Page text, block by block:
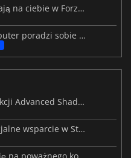
Piękne krajobrazy Japonii czekają na ciebie w Forza Horizon 6
Forza Horizon 6: Czy twój komputer poradzi sobie z grą?
Gry Xbox PC zyskują dzięki funkcji Advanced Shader Delivery
Handheldy Intel otrzymują oficjalne wsparcie w SteamOS 3.8.7 Beta